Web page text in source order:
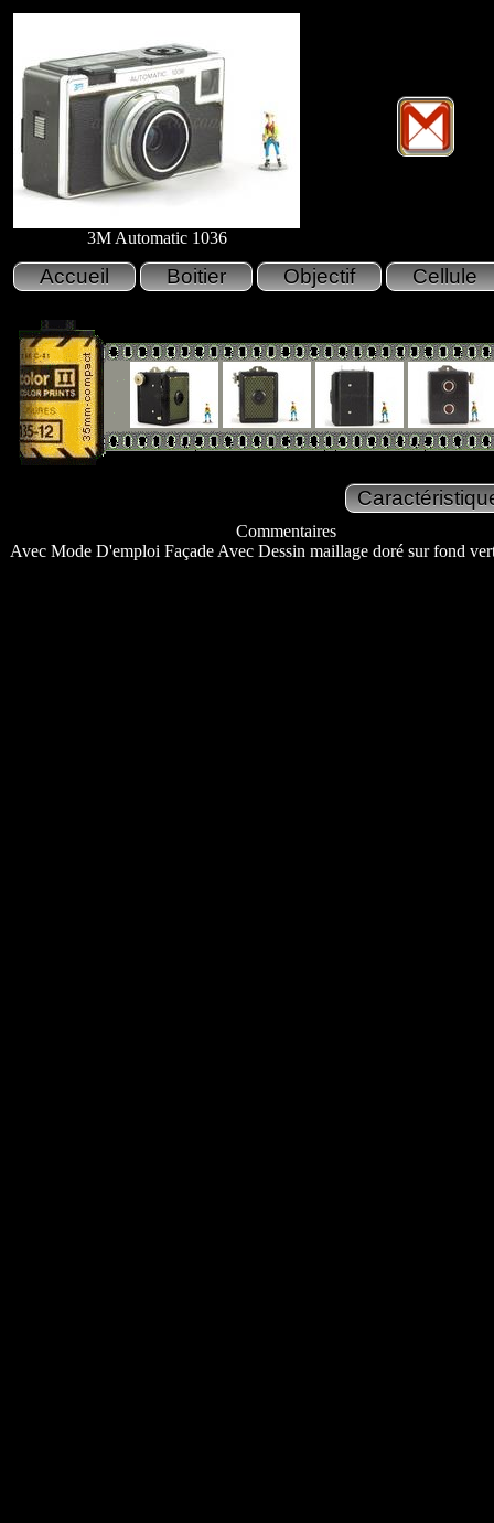
3M Automatic 1036
Commentaires
Avec Mode D'emploi Façade Avec Dessin maillage doré sur fond